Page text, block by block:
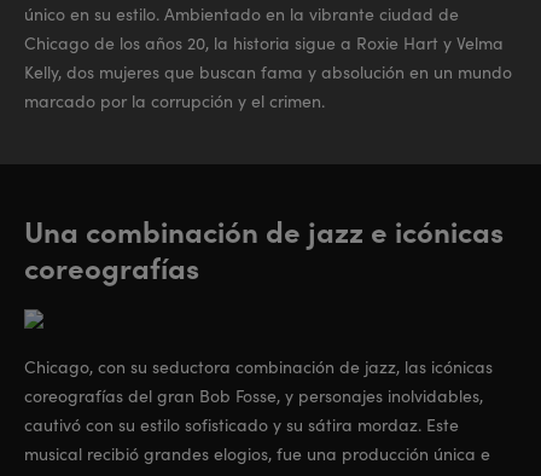
único en su estilo. Ambientado en la vibrante ciudad de
Chicago de los años 20, la historia sigue a Roxie Hart y Velma
Kelly, dos mujeres que buscan fama y absolución en un mundo
marcado por la corrupción y el crimen.
Chicago, con su seductora combinación de jazz, las icónicas
coreografías del gran Bob Fosse, y personajes inolvidables,
cautivó con su estilo sofisticado y su sátira mordaz. Este
musical recibió grandes elogios, fue una producción única e
Una combinación de jazz e icónicas
coreografías